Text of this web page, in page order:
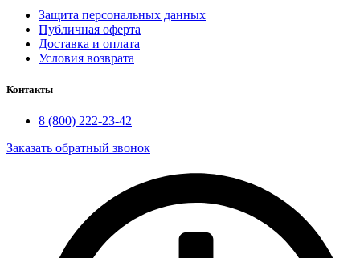
Защита персональных данных
Публичная оферта
Доставка и оплата
Условия возврата
Контакты
8 (800) 222-23-42
Заказать обратный звонок